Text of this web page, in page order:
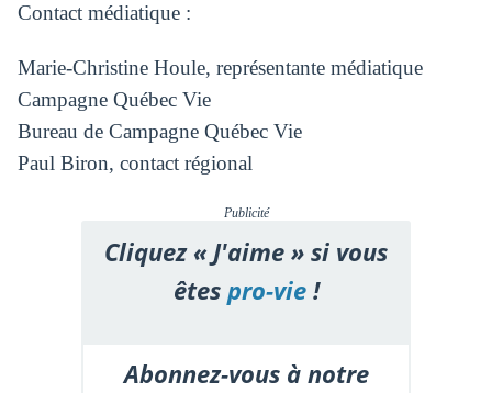
Contact médiatique :
Marie-Christine Houle, représentante médiatique
Campagne Québec Vie
Bureau de Campagne Québec Vie
Paul Biron, contact régional
Publicité
Cliquez « J'aime » si vous
êtespro-vie!
Abonnez-vous à notre